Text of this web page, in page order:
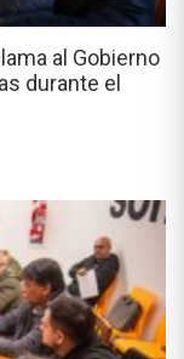
al Gobierno
durante el